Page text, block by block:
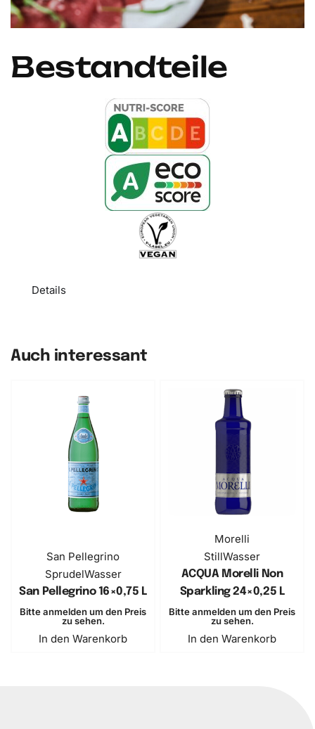
Bestandteile
Details
Auch interessant
San Pellegrino
SprudelWasser
San Pellegrino 16×0,75 L
Bitte anmelden um den Preis
zu sehen.
In den Warenkorb
Morelli
StillWasser
ACQUA Morelli Non
Sparkling ​24×0,25 L
Bitte anmelden um den Preis
zu sehen.
In den Warenkorb